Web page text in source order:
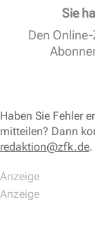
Sie
Den
Haben Sie Fehler
mitteilen? Dann
redaktion@zfk.de.